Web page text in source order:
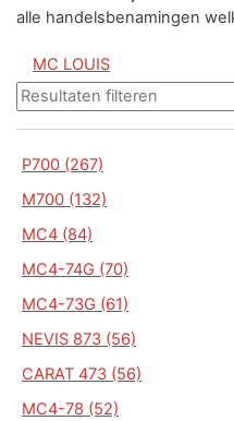
alle handelsbenamingen
MC LOUIS
P700 (267)
M700 (132)
MC4 (84)
MC4-74G (70)
MC4-73G (61)
NEVIS 873 (56)
CARAT 473 (56)
MC4-78 (52)